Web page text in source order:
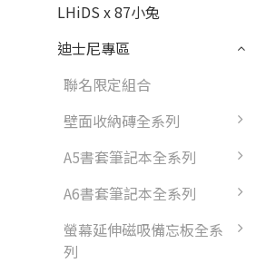
LHiDS x 87小兔
迪士尼專區
聯名限定組合
壁面收納磚全系列
A5書套筆記本全系列
A6書套筆記本全系列
螢幕延伸磁吸備忘板全系
列